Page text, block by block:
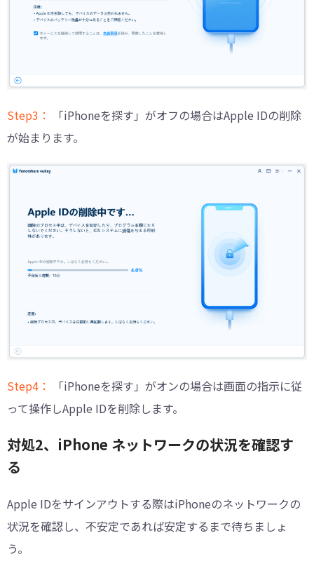
Step3：
「iPhoneを探す」がオフの場合はApple IDの削除
が始まります。
Step4：
「iPhoneを探す」がオンの場合は画面の指示に従
って操作しApple IDを削除します。
対処2、iPhone ネットワークの状況を確認す
る
Apple IDをサインアウトする際はiPhoneのネットワークの
状況を確認し、不安定であれば安定するまで待ちましょ
う。